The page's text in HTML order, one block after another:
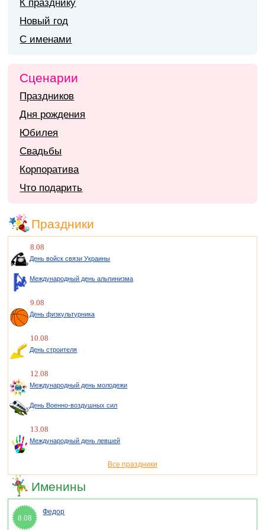
К празднику
Новый год
С именами
Сценарии
Праздников
Дня рождения
Юбилея
Свадьбы
Корпоратива
Что подарить
Праздники
8.08
День войск связи Украины
Международный день альпинизма
9.08
День физкультурника
10.08
День строителя
12.08
Международный день молодежи
День Военно-воздушных сил
13.08
Международный день левшей
Все праздники
Именины
8.08
Федор